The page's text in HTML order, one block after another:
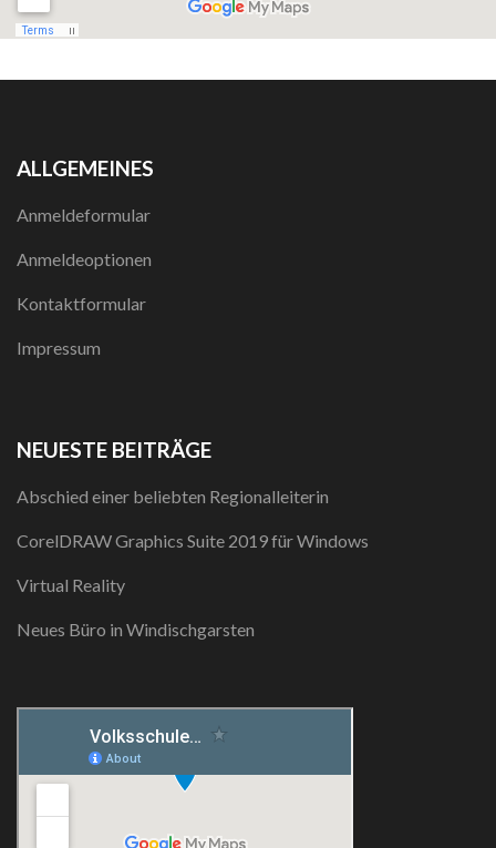
ALLGEMEINES
Anmeldeformular
Anmeldeoptionen
Kontaktformular
Impressum
NEUESTE BEITRÄGE
Abschied einer beliebten Regionalleiterin
CorelDRAW Graphics Suite 2019 für Windows
Virtual Reality
Neues Büro in Windischgarsten